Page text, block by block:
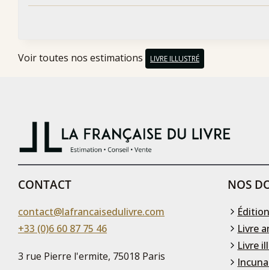
Voir toutes nos estimations LIVRE ILLUSTRÉ
CONTACT
contact@lafrancaisedulivre.com
+33 (0)6 60 87 75 46
3 rue Pierre l'ermite, 75018 Paris
NOS
Livre
Livre